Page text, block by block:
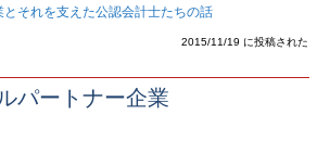
とそれを支えた公認会計士たちの話
2015/11/19 に投稿された
パートナー企業